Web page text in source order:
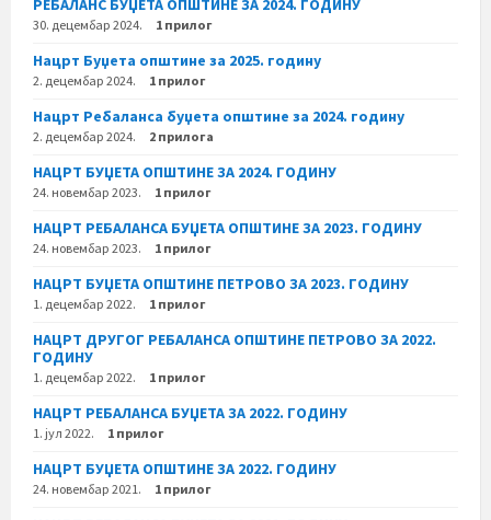
РЕБАЛАНС БУЏЕТА ОПШТИНЕ ЗА 2024. ГОДИНУ
30. децембар 2024. 1 прилог
Нацрт Буџета општине за 2025. годину
2. децембар 2024. 1 прилог
Нацрт Ребаланса буџета општине за 2024. годину
2. децембар 2024. 2 прилога
НАЦРТ БУЏЕТА ОПШТИНЕ ЗА 2024. ГОДИНУ
24. новембар 2023. 1 прилог
НАЦРТ РЕБАЛАНСА БУЏЕТА ОПШТИНЕ ЗА 2023. ГОДИНУ
24. новембар 2023. 1 прилог
НАЦРТ БУЏЕТА ОПШТИНЕ ПЕТРОВО ЗА 2023. ГОДИНУ
1. децембар 2022. 1 прилог
НАЦРТ ДРУГОГ РЕБАЛАНСА ОПШТИНЕ ПЕТРОВО ЗА 2022.
ГОДИНУ
1. децембар 2022. 1 прилог
НАЦРТ РЕБАЛАНСА БУЏЕТА ЗА 2022. ГОДИНУ
1. јул 2022. 1 прилог
НАЦРТ БУЏЕТА ОПШТИНЕ ЗА 2022. ГОДИНУ
24. новембар 2021. 1 прилог